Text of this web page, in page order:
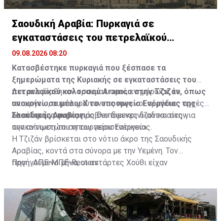
Σαουδική Αραβία: Πυρκαγιά σε
εγκαταστάσεις του πετρελαϊκού
κολοσσού Aramco
09.08.2026 08:20
Κατασβέστηκε πυρκαγιά που ξέσπασε τα
ξημερώματα της Κυριακής σε εγκαταστάσεις του
πετρελαϊκού κολοσσού Aramco στην Τζιζάν, όπως
ανακοίνωσε μέσω Χ το υπουργείο Ενέργειας της
Σαουδικής Αραβίας.
Δεν αναφέρθηκαν τραυματισμοί, ενημέρωσε το
υπουργείο, συμπληρώνοντας πως «οι αρμόδιες αρχές
ολοκληρώνουν τις προβλεπόμενες διαδικασίες για
την αντιμετώπιση του περιστατικού».
Τα αίτια της πυρκαγιάς δεν διευκρινίζονται στην
ανακοίνωση του υπουργείου Ενέργειας.
Η Τζιζάν βρίσκεται στο νότιο άκρο της Σαουδικής
Αραβίας, κοντά στα σύνορα με την Υεμένη. Τον
προηγούμενο μήνα, οι αντάρτες Χούθι είχαν
διυλιστηρίου της Aramco στην περιοχή.
Πηγή: ΑΠΕ-ΜΠΕ-Reuters